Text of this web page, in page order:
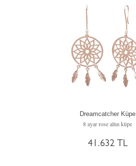
Dreamcatcher Küpe
8 ayar rose altın küpe
41.632 TL